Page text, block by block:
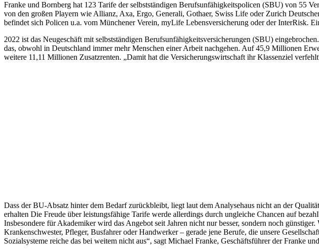
Franke und Bornberg hat 123 Tarife der selbstständigen Berufsunfähigkeitspolicen (SBU) von 55
von den großen Playern wie Allianz, Axa, Ergo, Generali, Gothaer, Swiss Life oder Zurich
befindet sich Policen u.a. vom Münchener Verein, myLife Lebensversicherung oder der InterRisk.
2022 ist das Neugeschäft mit selbstständigen Berufsunfähigkeitsversicherungen (SBU)
das, obwohl in Deutschland immer mehr Menschen einer Arbeit nachgehen. Auf 45,9 Millionen
weitere 11,11 Millionen Zusatzrenten. „Damit hat die Versicherungswirtschaft ihr Klassenziel
Dass der BU-Absatz hinter dem Bedarf zurückbleibt, liegt laut dem Analysehaus nicht an der
erhalten Die Freude über leistungsfähige Tarife werde allerdings durch ungleiche Chancen auf
Insbesondere für Akademiker wird das Angebot seit Jahren nicht nur besser, sondern noch
Krankenschwester, Pfleger, Busfahrer oder Handwerker – gerade jene Berufe, die unsere
Sozialsysteme reiche das bei weitem nicht aus“, sagt Michael Franke, Geschäftsführer der Franke